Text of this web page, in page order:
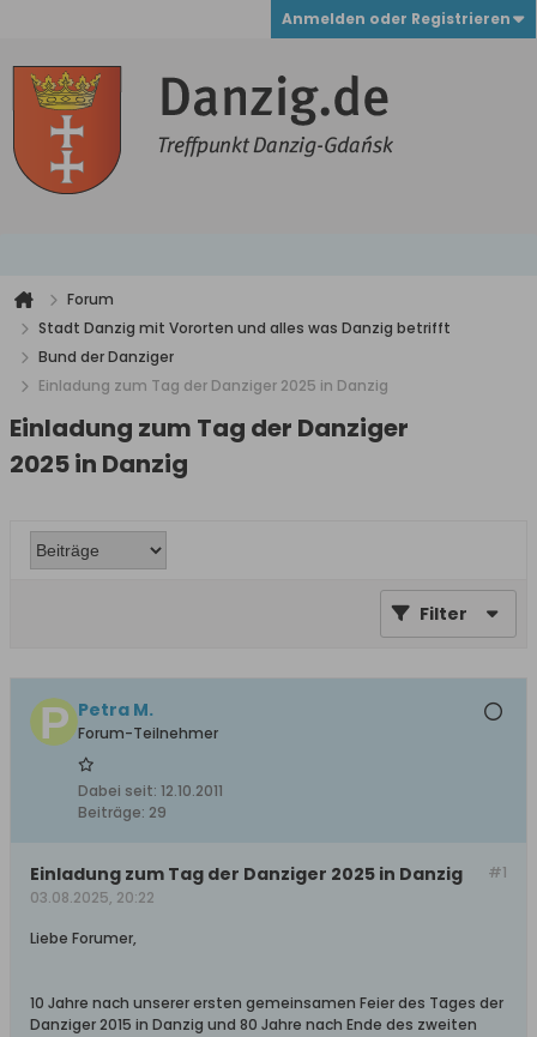
Anmelden oder Registrieren
Forum
Stadt Danzig mit Vororten und alles was Danzig betrifft
Bund der Danziger
Einladung zum Tag der Danziger 2025 in Danzig
Einladung zum Tag der Danziger
2025 in Danzig
Filter
Petra M.
Forum-Teilnehmer
Dabei seit: 12.10.2011
Beiträge: 29
#1
Einladung zum Tag der Danziger 2025 in Danzig
03.08.2025, 20:22
Liebe Forumer,
10 Jahre nach unserer ersten gemeinsamen Feier des Tages der
Danziger 2015 in Danzig und 80 Jahre nach Ende des zweiten